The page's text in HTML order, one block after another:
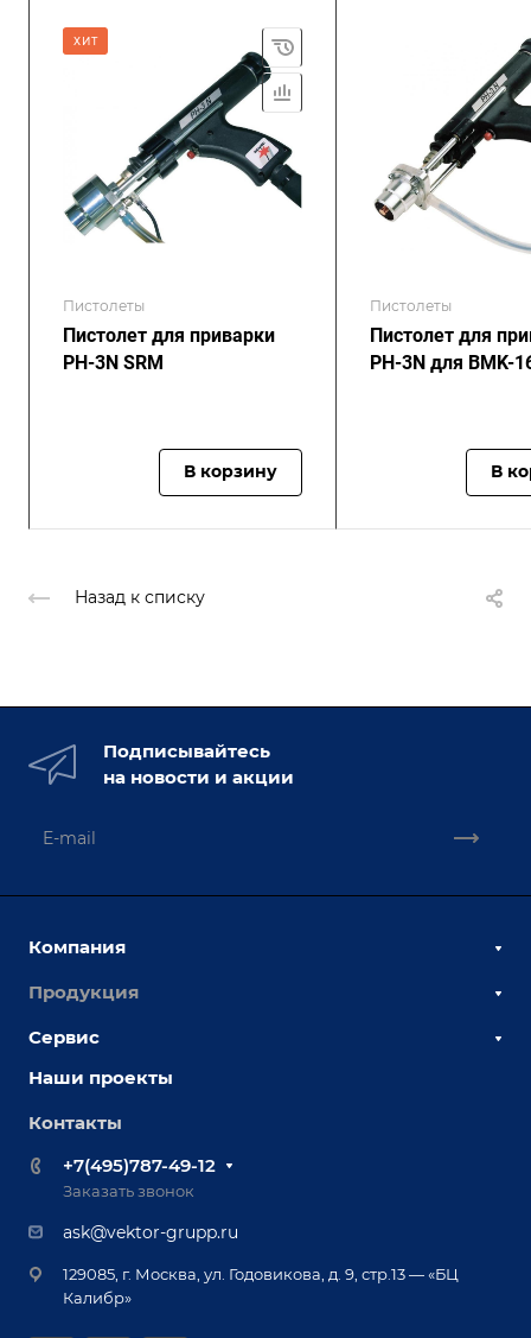
ХИТ
Пистолеты
Пистолет для приварки
PH-3N SRM
В корзину
Пистолеты
Пистолет для
PH-3N для BMK-
В
Назад к списку
Подписывайтесь
на новости и акции
Компания
О компании
Выставки и мероприятия
Вопрос ответ
Реквизиты
Документы
Продукция
Сборочно-сварочные столы
Оснастка для сварочных столов
Оборудование для приварки крепежа
Приварной крепеж
Специализированные решения для сварки
Позиционеры и вращатели
Сервис
Сервисное обслуживание
Обучение
Лизинг
Гарантия
Наши проекты
Контакты
+7(495)787-49-12
Заказать звонок
ask@vektor-grupp.ru
129085, г. Москва, ул. Годовикова, д. 9, стр.13 — «БЦ
Калибр»